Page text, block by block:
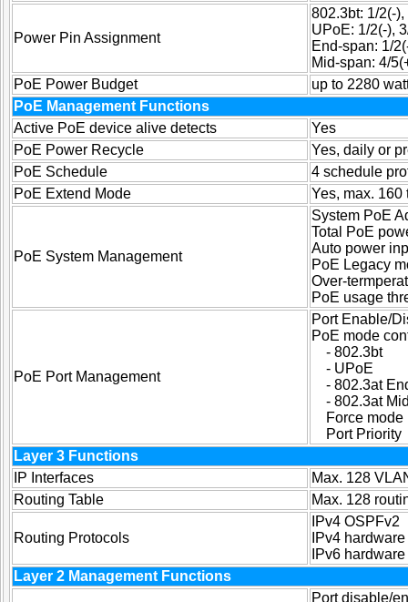
Power Pin Assignment
802.3bt: 1/2(-
UPoE: 1/2(-),
End-span: 1/
Mid-span: 4/
PoE Power Budget
up to 2280
PoE Management Functions
Active PoE device alive detects
Yes
PoE Power Recycle
Yes, daily or
PoE Schedule
4 schedule
PoE Extend Mode
Yes, max. 160
PoE System Management
System PoE
Total PoE
Auto power
PoE Legacy
Over-
PoE usage
PoE Port Management
Port Enable/
PoE mode
- 802.3bt
- UPoE
- 802.3at
- 802.3at
Force mode
Port Priority
Layer 3 Functions
IP Interfaces
Max. 128
Routing Table
Max. 128
Routing Protocols
IPv4 OSPFv2
IPv4
IPv6
Layer 2 Management Functions
Port disable/